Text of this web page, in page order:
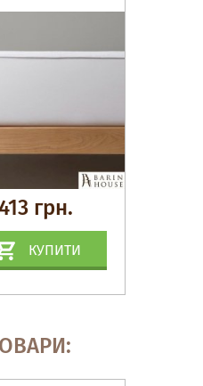
грн.
КУПИТИ